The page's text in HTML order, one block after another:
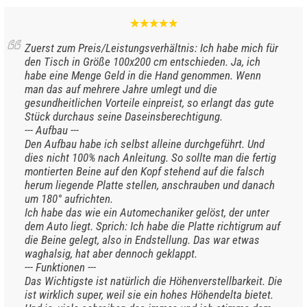
Zuerst zum Preis/Leistungsverhältnis: Ich habe mich für
den Tisch in Größe 100x200 cm entschieden. Ja, ich
habe eine Menge Geld in die Hand genommen. Wenn
man das auf mehrere Jahre umlegt und die
gesundheitlichen Vorteile einpreist, so erlangt das gute
Stück durchaus seine Daseinsberechtigung.
--- Aufbau ---
Den Aufbau habe ich selbst alleine durchgeführt. Und
dies nicht 100% nach Anleitung. So sollte man die fertig
montierten Beine auf den Kopf stehend auf die falsch
herum liegende Platte stellen, anschrauben und danach
um 180° aufrichten.
Ich habe das wie ein Automechaniker gelöst, der unter
dem Auto liegt. Sprich: Ich habe die Platte richtigrum auf
die Beine gelegt, also in Endstellung. Das war etwas
waghalsig, hat aber dennoch geklappt.
--- Funktionen ---
Das Wichtigste ist natürlich die Höhenverstellbarkeit. Die
ist wirklich super, weil sie ein hohes Höhendelta bietet.